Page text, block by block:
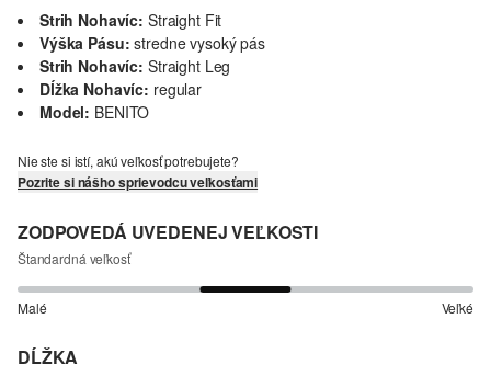
Strih Nohavíc: Straight Fit
Výška Pásu: stredne vysoký pás
Strih Nohavíc: Straight Leg
Dĺžka Nohavíc: regular
Model: BENITO
Nie ste si istí, akú veľkosť potrebujete?
Pozrite si nášho sprievodcu veľkosťami
ZODPOVEDÁ UVEDENEJ VEĽKOSTI
Štandardná veľkosť
Malé Veľké
DĹŽKA